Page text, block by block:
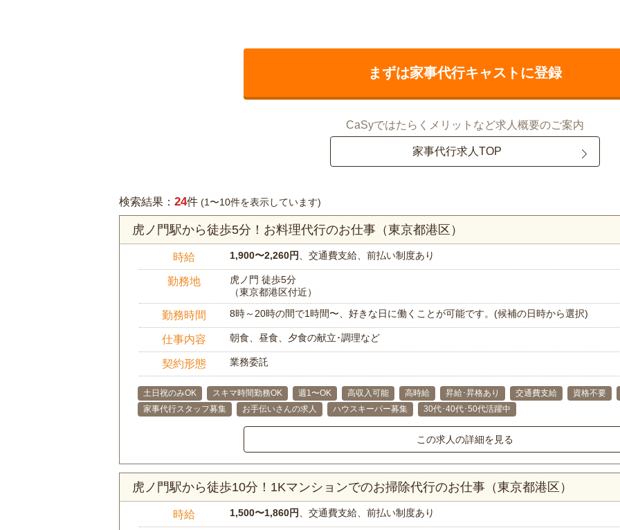
まずは家事代行キャストに登録
CaSyではたらくメリットなど求人概要のご案内
家事代行求人TOP
検索結果： 24件 (1〜10件を表示しています)
虎ノ門駅から徒歩5分！お料理代行のお仕事（東京都港区）
時給 1,900〜2,260円 、交通費支給、前払い制度あり
勤務地
虎ノ門 徒歩5分
（東京都港区付近）
勤務時間 8時～20時の間で1時間〜、好きな日に働くことが可能です。(候補の日時から選択)
仕事内容 朝食、昼食、夕食の献立･調理など
契約形態 業務委託
土日祝のみOK スキマ時間勤務OK 週1〜OK 高収入可能 高時給 昇給･昇格あり 交通費支給 資格不要
家事代行スタッフ募集
お手伝いさんの求人 ハウスキーパー募集 30代･40代･50代活躍中
この求人の詳細を見る
虎ノ門駅から徒歩10分！1Kマンションでのお掃除代行のお仕事（東京都港区）
時給 1,500〜1,860円 、交通費支給、前払い制度あり